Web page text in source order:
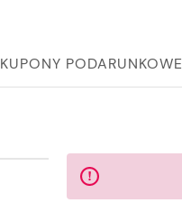
KUPONY PODARUNKOWE